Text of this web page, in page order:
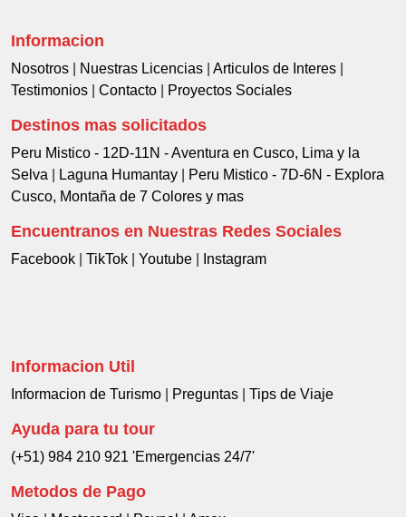
Informacion
Nosotros Nuestras Licencias Articulos de Interes
Testimonios
Contacto Proyectos Sociales
Destinos mas solicitados
Peru Mistico - 12D-11N - Aventura en Cusco, Lima y la
Selva
Laguna Humantay
Peru Mistico - 7D-6N - Explora
Cusco, Montaña de 7 Colores y mas
Encuentranos en Nuestras Redes Sociales
Facebook TikTok Youtube Instagram
Informacion Util
Informacion de Turismo Preguntas Tips de Viaje
Ayuda para tu tour
(+51) 984 210 921 'Emergencias 24/7'
Metodos de Pago